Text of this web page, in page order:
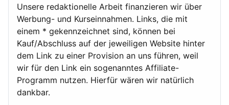
Unsere redaktionelle Arbeit finanzieren wir über
Werbung- und Kurseinnahmen. Links, die mit
einem * gekennzeichnet sind, können bei
Kauf/Abschluss auf der jeweiligen Website hinter
dem Link zu einer Provision an uns führen, weil
wir für den Link ein sogenanntes Affiliate-
Programm nutzen. Hierfür wären wir natürlich
dankbar.